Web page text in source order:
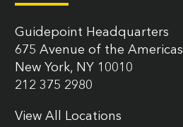
Guidepoint Headquarters
675 Avenue of the Americas
New York, NY 10010
212 375 2980
View All Locations